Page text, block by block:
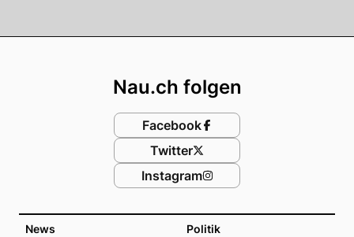
News Politik
Nau.ch folgen
Facebook
Twitter
Instagram